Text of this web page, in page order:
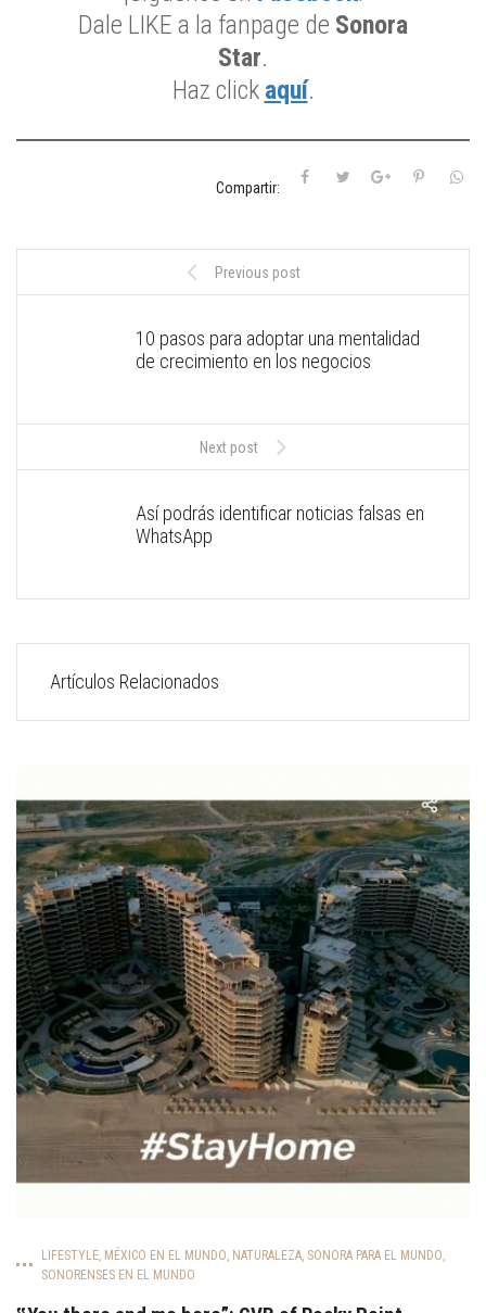
Dale LIKE a la fanpage de Sonora
Star.
Haz click aquí.
Compartir:
Previous post
10 pasos para adoptar una mentalidad
de crecimiento en los negocios
Next post
Así podrás identificar noticias falsas en
WhatsApp
Artículos Relacionados
LIFESTYLE MÉXICO EN EL MUNDO NATURALEZA SONORA PARA EL MUNDO
SONORENSES EN EL MUNDO